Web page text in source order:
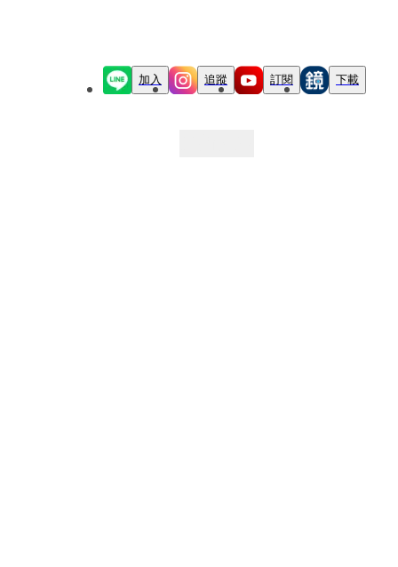
加入 追蹤 訂閱 下載